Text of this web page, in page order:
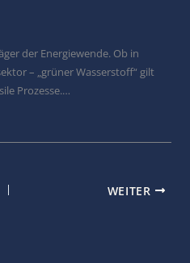
der Energiewende. Ob in
– „grüner Wasserstoff“ gilt
Prozesse.…
WEITER